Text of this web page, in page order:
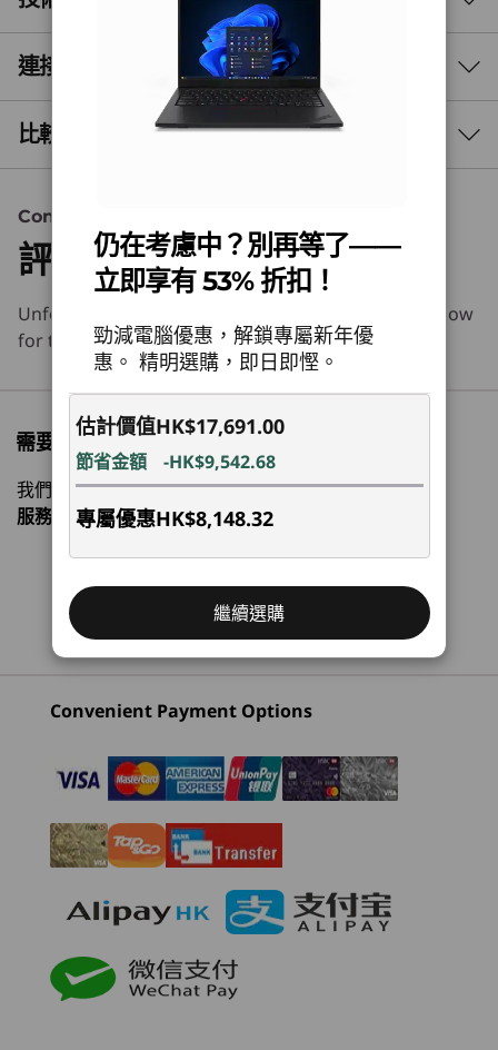
仍在考慮中？別再等了——
立即享有 53% 折扣！
勁減電腦優惠，解鎖專屬新年優
惠。 精明選購，即日即慳。
估計價值HK$17,691.00
節省金額 -HK$9,542.68
專屬優惠HK$8,148.32
繼續選購
精巧設計，卓越性能
ThinkPad L13 Gen 6 筆記型電腦設計纖巧，讓你
可以輕鬆攜帶。 無論你正在教學、旅行或遙距工
展示的配件需另行購買。
自動執行簡單任務
透過 AI 個人電腦提升你
的工作效率
這款 AI 電腦可執行一系列高效工作。盡情享受強
化的視像會議及協作工具、強大安全性、文件自動
安排。 此外，其反應時間迅速，是多工處理的理
效能
處理器
作業系統
Windows 11 專業版 — Lenovo 推薦商務用 Windows 11
專業版
Windows 11 家用版
Ubuntu Linux
神經網絡處理器 (NPU)
Only for the models with AMD Ryzen 7 PRO 250 processor.
圖像
記憶體
最高搭載 32GB LPDDR5x，焊接式，7500 MT/s
(6400Mhz)
Installed memory is actually LPDDR5x-8533 but runs as LPDDR5x-7500 due to platform
儲存空間
最高搭載 1TB PCle Gen 4 高效能 SSD (2242)
電池
54Whr 電池，客戶可更換單元 (CRU)
41Whr 電池，CRU
65Ｗ 或更高功率的變壓器快速充電 (60 分鐘 = 80% 容量)
連接埠與插槽
DisplayPort 2.1
USB-A (USB 5Gbps)，隨插即用
可選購的智能卡讀卡器
USB-A (USB 5Gbps)
HDMI® 2.1（支援解像度高達 4K 每秒 60Hz）
Kensington Nano Security Slot™
比較相似產品
What specs do you want to compare?
處理器 顯示器
目前正在瀏覽
ThinkPad L13
Gen 6 (13″
AMD) Laptop
HK$8,148.32
處理器
Ryzen™ PRO 7
250H processor
作業系統
Up to Windows 11
ThinkPad L14
Gen 6 (14″
AMD)
起價
HK$8,242.96
處理器
Ryzen™ 7 PRO 250
作業系統
Up to Windows 11
(13″
Content Unavailable
評論
Unfortunately, we don’t have any information to show
for this section
需要購物方面的協助嗎?
我們專業銷售員隨時為您提供幫助。
服務時間Mon-Fri，09：00 AM-06：00PM
聯繫客服！
Convenient Payment Options